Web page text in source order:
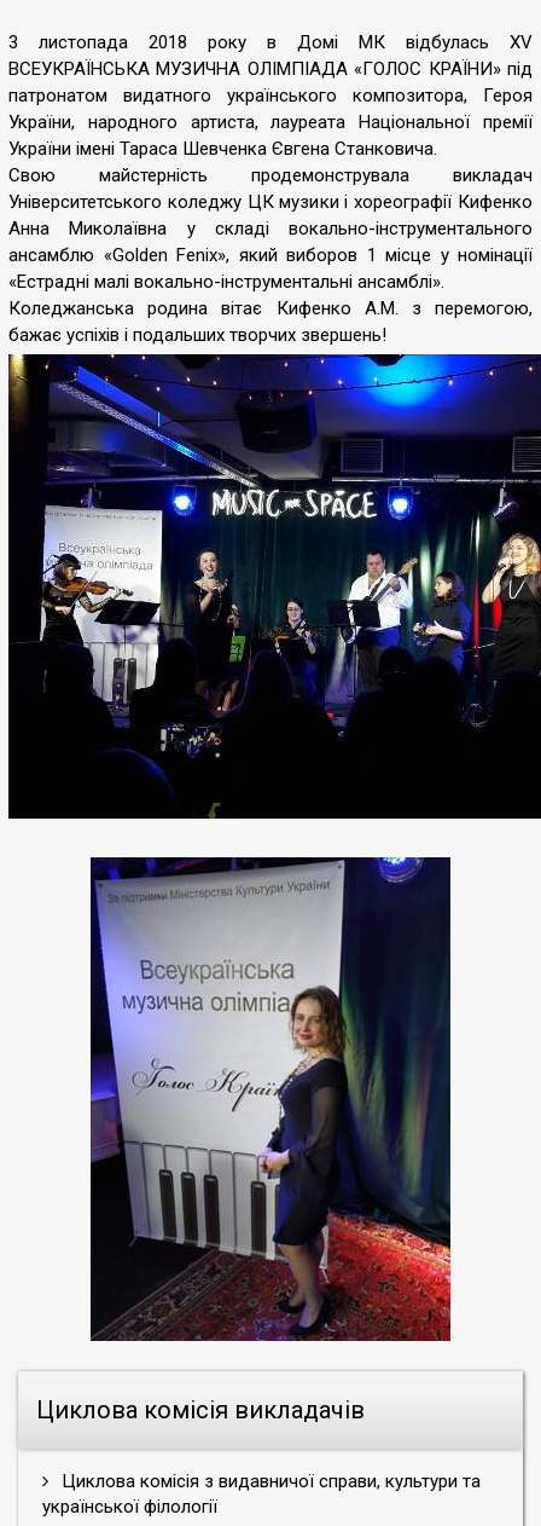
Циклова комісія викладачів
Циклова комісія з видавничої справи, культури та
української філології
3 листопада 2018 року в Домі МК відбулась XV
ВСЕУКРАЇНСЬКА МУЗИЧНА ОЛІМПІАДА «ГОЛОС КРАЇНИ» під
патронатом видатного українського композитора, Героя
України, народного артиста, лауреата Національної премії
України імені Тараса Шевченка Євгена Станковича.
Свою майстерність продемонструвала викладач
Університетського коледжу ЦК музики і хореографії Кифенко
Анна Миколаївна у складі вокально-інструментального
ансамблю «Golden Fenix», який виборов 1 місце у номінації
«Естрадні малі вокально-інструментальні ансамблі».
Коледжанська родина вітає Кифенко А.М. з перемогою,
бажає успіхів і подальших творчих звершень!